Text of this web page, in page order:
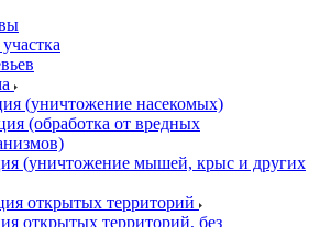
(уничтожение насекомых)
(обработка от вредных
(уничтожение мышей, крыс и других
открытых территорий
открытых территорий, без